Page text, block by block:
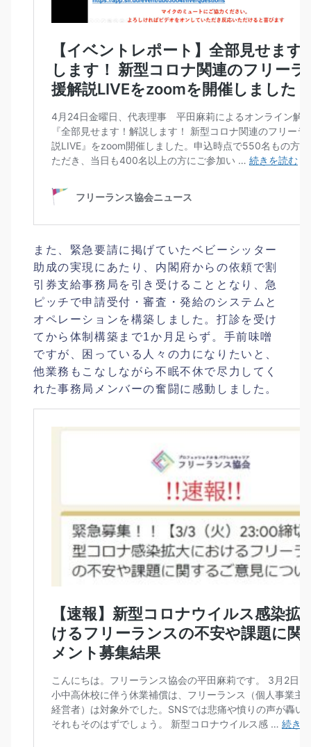
また、緊急要請に掲げていたベビーシッター
助成の実現にあたり、内閣府からの依頼で割
引券支給事務局を引き受けることとなり、急
ピッチで申請受付・審査・発給のシステムと
オペレーションを構築しました。打診を受け
てから体制構築まで1か月足らず。手前味噌
ですが、困っている人々の力になりたいと、
他業務もこなしながら不眠不休で尽力してく
れた事務局メンバーの奮闘に感動しました。